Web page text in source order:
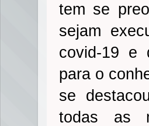
tem se
sejam
covid-19 e
para o
se
todas as